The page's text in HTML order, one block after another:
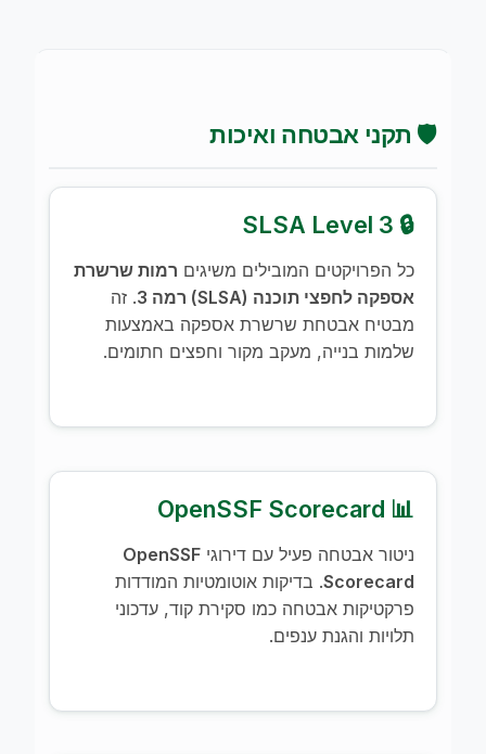
🛡️ תקני אבטחה ואיכות
🔒 SLSA Level 3
כל הפרויקטים המובילים משיגים רמות שרשרת
אספקה ​​לחפצי תוכנה (SLSA) רמה 3
. זה
מבטיח אבטחת שרשרת אספקה באמצעות
שלמות בנייה, מעקב מקור וחפצים חתומים.
📊 OpenSSF Scorecard
ניטור אבטחה פעיל עם דירוגי OpenSSF
Scorecard. בדיקות אוטומטיות המודדות
פרקטיקות אבטחה כמו סקירת קוד, עדכוני
תלויות והגנת ענפים.